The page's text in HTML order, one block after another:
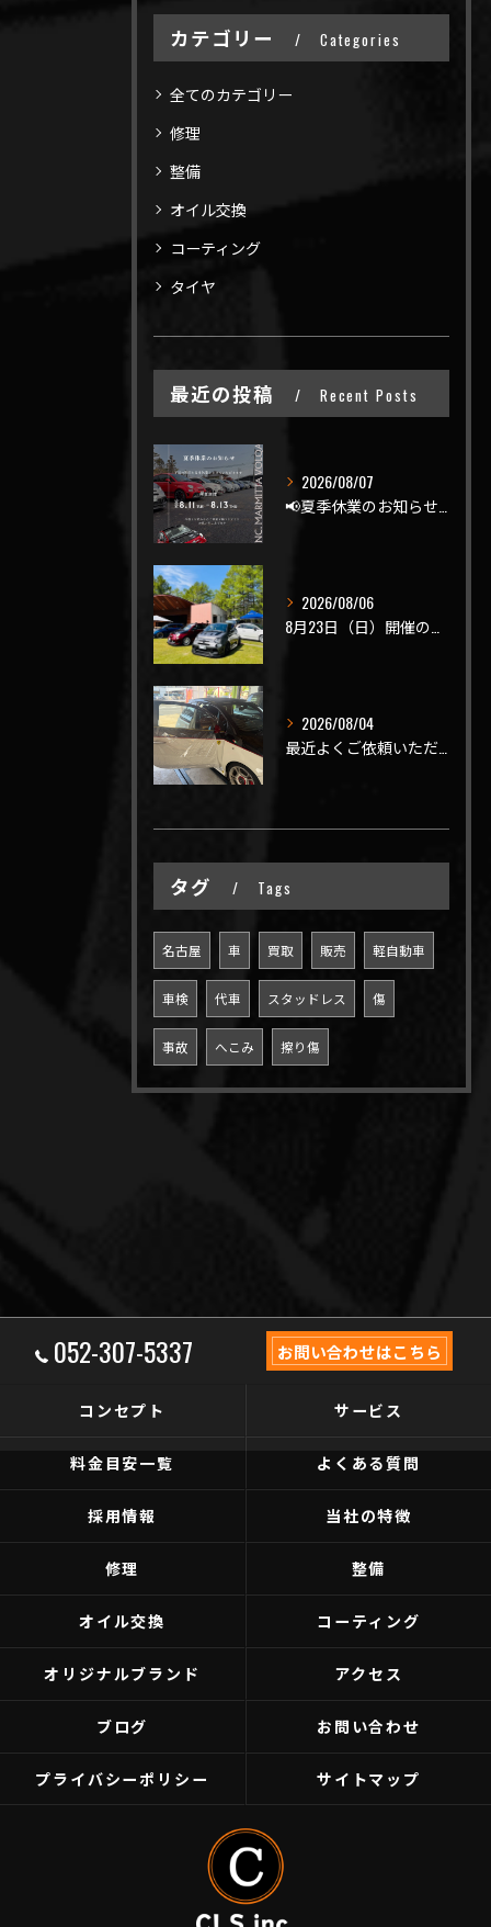
カテゴリー Categories
全てのカテゴリー
修理
整備
オイル交換
コーティング
タイヤ
最近の投稿 Recent Posts
2026/08/07
2026/08/06
2026/08/04
タグ Tags
名古屋 車 買取 販売 軽自動車
車検 代車 スタッドレス 傷
事故 へこみ 擦り傷
052-307-5337 お問い合わせはこちら
コンセプト サービス
料金目安一覧 よくある質問
採用情報 当社の特徴
修理 整備
オイル交換 コーティング
オリジナルブランド アクセス
ブログ お問い合わせ
プライバシーポリシー サイトマップ